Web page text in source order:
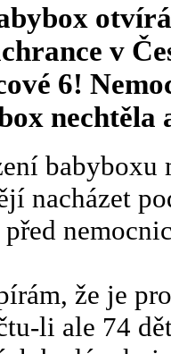
v
6!
nechtěla
babyboxu
nacházet
že je
li ale 74